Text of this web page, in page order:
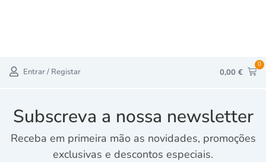
Entrar / Registar 0,00 €
0
Subscreva a nossa newsletter
Receba em primeira mão as novidades, promoções
exclusivas e descontos especiais.